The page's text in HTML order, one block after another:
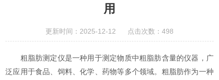
用
更新时间：2025-12-12 点击次数：498
粗脂肪测定仪是一种用于测定物质中粗脂肪含量的仪器，广
泛应用于食品、饲料、化学、药物等多个领域。粗脂肪作为一种